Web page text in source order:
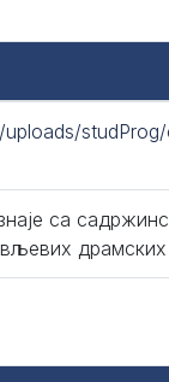
са
драмских